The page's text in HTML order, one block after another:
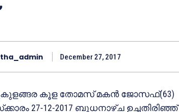
December 27, 2017
കൂള തോമസ് മകന്‍ ജോസഫ്(63)
27-12-2017 ബുധനാഴ്ച